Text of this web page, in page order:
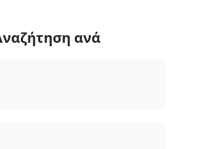
ανά